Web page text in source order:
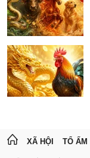
XÃ HỘI TỔ ẤM